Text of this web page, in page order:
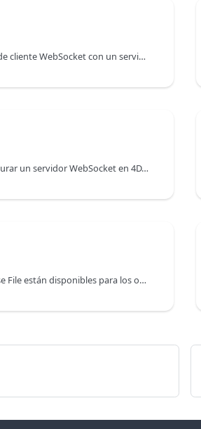
La clase WebSocket permite abrir una conexión de cliente WebSocket con un servidor, enviar y recibir datos y cerrar la conexión.
La clase WebSocketServer permite crear y configurar un servidor WebSocket en 4D. Una vez que el servidor WebSocket 4D está activo, puede abrir y utilizar las conexiones WebSocket entre 4D y los clientes utilizando la clase WebSocketConnection.
Las siguientes propiedades y funciones de la clase File están disponibles para los objetos ZIPFile: